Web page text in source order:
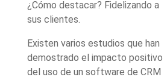
¿Cómo destacar? Fidelizando a
sus clientes.
Existen varios estudios que han
demostrado el impacto positivo
del uso de un software de CRM